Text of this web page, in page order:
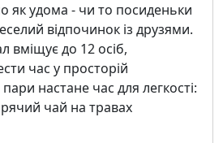
як удома - чи то посиденьки
відпочинок із друзями.
вміщує до 12 осіб,
час у просторій
настане час для легкості:
чай на травах